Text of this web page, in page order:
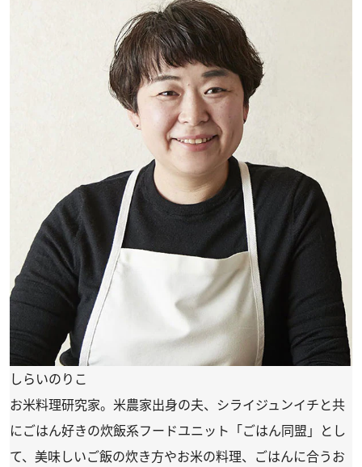
しらいのりこ
お米料理研究家。米農家出身の夫、シライジュンイチと共
にごはん好きの炊飯系フードユニット「ごはん同盟」とし
て、美味しいご飯の炊き方やお米の料理、ごはんに合うお